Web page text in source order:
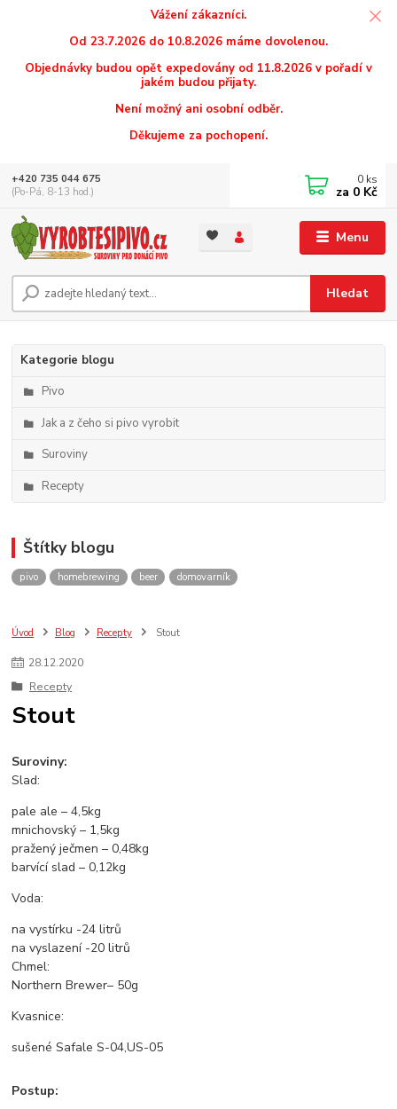
Vážení zákazníci.
Od 23.7.2026 do 10.8.2026 máme dovolenou.
Objednávky budou opět expedovány od 11.8.2026 v pořadí v
jakém budou přijaty.
Není možný ani osobní odběr.
Děkujeme za pochopení.
Menu
Hledat
+420 735 044 675
(Po-Pá, 8-13 hod.)
0 ks
za 0 Kč
Kategorie blogu
Pivo
Jak a z čeho si pivo vyrobit
Suroviny
Recepty
Štítky blogu
pivo homebrewing beer domovarník
Úvod Blog Recepty Stout
28.12.2020
Recepty
Stout
Suroviny:
Slad:
pale ale – 4,5kg
mnichovský – 1,5kg
pražený ječmen – 0,48kg
barvící slad – 0,12kg
Voda:
na vystírku -24 litrů
na vyslazení -20 litrů
Chmel:
Northern Brewer– 50g
Kvasnice:
sušené Safale S-04,US-05
Postup: